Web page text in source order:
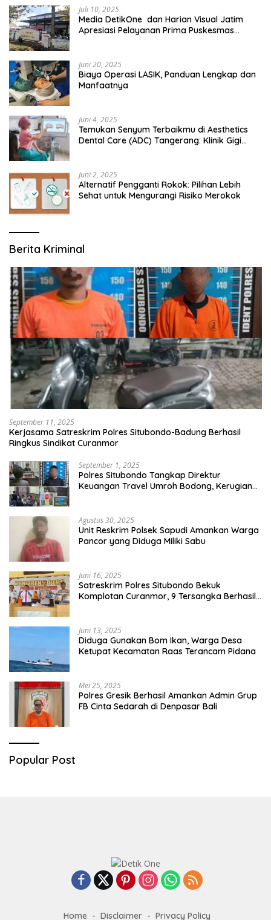
Juli 10, 2025
Media DetikOne dan Harian Visual Jatim
Apresiasi Pelayanan Prima Puskesmas
Juni 20, 2025
Biaya Operasi LASIK, Panduan Lengkap dan
Manfaatnya
Juni 4, 2025
Temukan Senyum Terbaikmu di Aesthetics
Dental Care (ADC) Tangerang: Klinik Gigi
Juni 2, 2025
Alternatif Pengganti Rokok: Pilihan Lebih
Sehat untuk Mengurangi Risiko Merokok
Berita Kriminal
September 11, 2025
Kerjasama Satreskrim Polres Situbondo-Badung Berhasil
Ringkus Sindikat Curanmor
September 1, 2025
Polres Situbondo Tangkap Direktur
Keuangan Travel Umroh Bodong, Kerugian
Agustus 30, 2025
Unit Reskrim Polsek Sapudi Amankan Warga
Pancor yang Diduga Miliki Sabu
Juni 16, 2025
Satreskrim Polres Situbondo Bekuk
Komplotan Curanmor, 9 Tersangka Berhasil
Juni 13, 2025
Diduga Gunakan Bom Ikan, Warga Desa
Ketupat Kecamatan Raas Terancam Pidana
Mei 25, 2025
Polres Gresik Berhasil Amankan Admin Grup
FB Cinta Sedarah di Denpasar Bali
Popular Post
Home Disclaimer Privacy Policy